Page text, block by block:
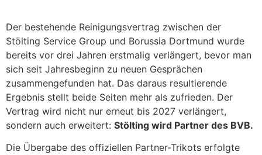
Der bestehende Reinigungsvertrag zwischen der
Stölting Service Group und Borussia Dortmund wurde
bereits vor drei Jahren erstmalig verlängert, bevor man
sich seit Jahresbeginn zu neuen Gesprächen
zusammengefunden hat. Das daraus resultierende
Ergebnis stellt beide Seiten mehr als zufrieden. Der
Vertrag wird nicht nur erneut bis 2027 verlängert,
sondern auch erweitert: Stölting wird Partner des BVB.
Die Übergabe des offiziellen Partner-Trikots erfolgte